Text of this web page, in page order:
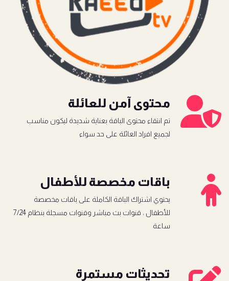
محتوى آمن للعائلة
تم انتقاء محتوى الباقة بعناية شديدة ليكون مناسب
لجميع افراد العائلة على حد سواء
باقات مخصصة للأطفال
يحتوي اشتراك الباقة الكاملة على باقات مخصصة
للأطفال ، قنوات بث مباشر وقنوات مسجلة بنظام 7/24
ساعة
تحديثات مستمرة